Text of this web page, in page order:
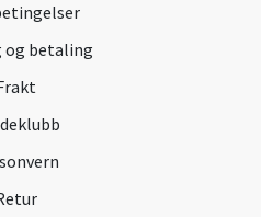
og betaling